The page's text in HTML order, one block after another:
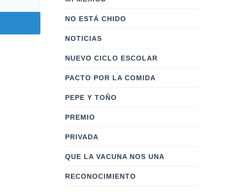
NO ESTÁ CHIDO
NOTICIAS
NUEVO CICLO ESCOLAR
PACTO POR LA COMIDA
PEPE Y TOÑO
PREMIO
PRIVADA
QUE LA VACUNA NOS UNA
RECONOCIMIENTO